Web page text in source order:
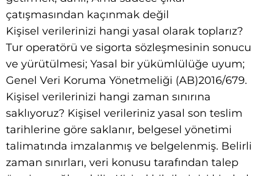
çatışmasından kaçınmak değil
Kişisel verilerinizi hangi yasal olarak toplarız?
Tur operatörü ve sigorta sözleşmesinin sonucu
ve yürütülmesi; Yasal bir yükümlülüğe uyum;
Genel Veri Koruma Yönetmeliği (AB)2016/679.
Kişisel verilerinizi hangi zaman sınırına
saklıyoruz? Kişisel verileriniz yasal son teslim
tarihlerine göre saklanır, belgesel yönetimi
talimatında imzalanmış ve belgelenmiş. Belirli
zaman sınırları, veri konusu tarafından talep